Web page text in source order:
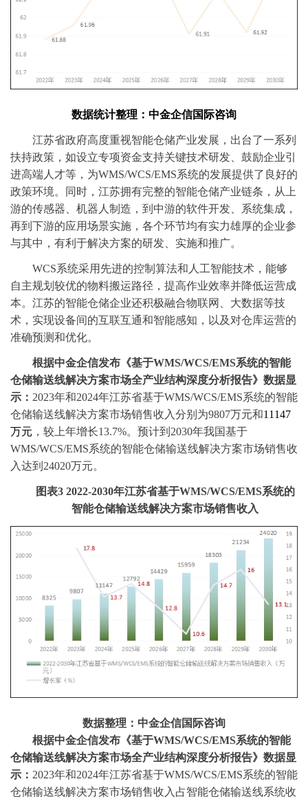
数据统计整理：中金企信国际咨询
江苏省政府高度重视智能仓储产业发展，出台了一系列
扶持政策，如设立专项资金支持关键技术研发、鼓励企业引
进高端人才等，为WMS/WCS/EMS系统的发展提供了良好的
政策环境。同时，江苏拥有完整的智能仓储产业链条，从上
游的传感器、机器人制造，到中游的软件开发、系统集成，
再到下游的应用场景实施，各个环节均有实力雄厚的企业参
与其中，有利于解决方案的研发、实施和推广。
WCS系统采用先进的控制算法和人工智能技术，能够
自主规划较优的物料搬运路径，提高作业效率并降低运营成
本。江苏的智能仓储企业还积极融合物联网、大数据等技
术，实现设备间的互联互通和智能感知，以及对仓库运营的
准确预测和优化。
根据中金企信发布《基于WMS/WCS/EMS系统的智能
仓储输送线解决方案市场全产业结构深度分析报告》数据显
示： 2023年和2024年江苏省基于WMS/WCS/EMS系统的智能
仓储输送线解决方案市场销售收入分别为9807万元和11147
万元 ，较上年增长13.7%。预计到2030年我国基于
WMS/WCS/EMS系统的智能仓储输送线解决方案市场销售收
入达到24020万元。
图表3 2022-2030年江苏省基于WMS/WCS/EMS系统的
智能仓储输送线解决方案市场销售收入
数据整理：中金企信国际咨询
根据中金企信发布《基于WMS/WCS/EMS系统的智能
仓储输送线解决方案市场全产业结构深度分析报告》数据显
示： 2023年和2024年江苏省基于WMS/WCS/EMS系统的智能
仓储输送线解决方案市场销售收入占智能仓储输送线系统收